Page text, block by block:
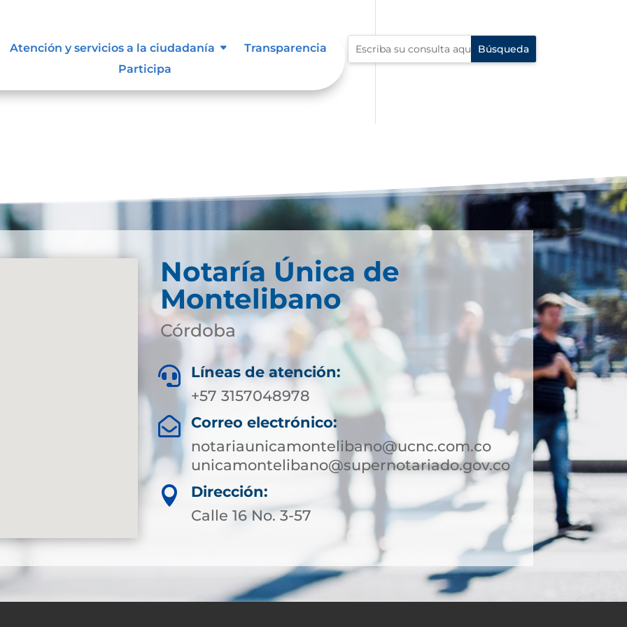
Atención y servicios a la ciudadanía
Transparencia
Participa
manuales
Notaría Única de
Montelibano
Córdoba

Líneas de atención:
+57 3157048978

Correo electrónico:
notariaunicamontelibano@ucnc.com.co
unicamontelibano@supernotariado.gov.co

Dirección:
Calle 16 No. 3-57